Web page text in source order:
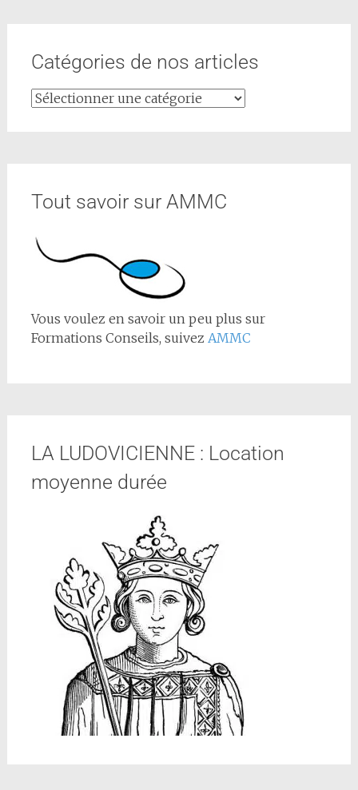
Catégories de nos articles
Tout savoir sur AMMC
Vous voulez en savoir un peu plus sur
Formations Conseils, suivez AMMC
LA LUDOVICIENNE : Location
moyenne durée